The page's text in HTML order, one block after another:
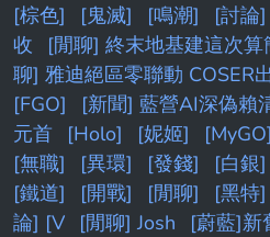
[棕色]
[鬼滅] [鳴潮] [討論
收
[閒聊] 終末地基建這次算
聊] 雅迪絕區零聯動 COSER
[FGO]
[新聞] 藍營AI深偽賴
元首
[Holo] [妮姬] [MyGO]
[無職]
[異環] [發錢] [白銀]
[鐵道]
[開戰] [閒聊] [黑特]
論] [V
[閒聊] Josh [蔚藍]新